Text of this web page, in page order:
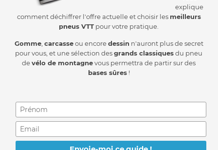
explique
comment déchiffrer l'offre actuelle et choisir les meilleurs
pneus VTT pour votre pratique.
Gomme, carcasseou encoredessin n'auront plus de secret
pour vous, et une sélection desgrands classiquesdu pneu
devélo de montagnevous permettra de partir sur des
bases sûres!